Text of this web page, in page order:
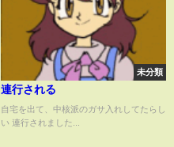
未分類
連行される
自宅を出て、中核派のガサ入れしてたらし
い 連行されました...